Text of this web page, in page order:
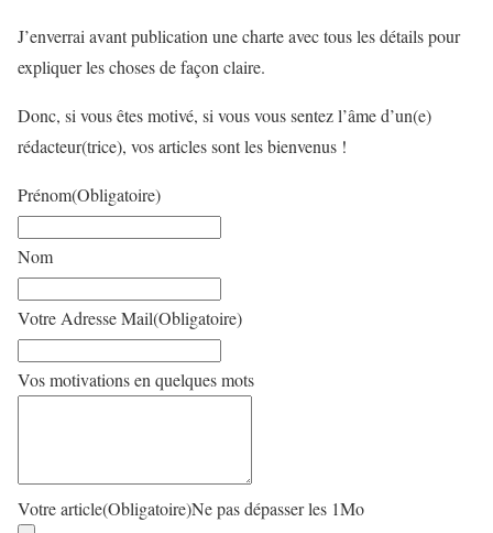
J’enverrai avant publication une charte avec tous les détails pour
expliquer les choses de façon claire.
Donc, si vous êtes motivé, si vous vous sentez l’âme d’un(e)
rédacteur(trice), vos articles sont les bienvenus !
Prénom(Obligatoire)
Nom
Votre Adresse Mail(Obligatoire)
Vos motivations en quelques mots
Votre article(Obligatoire)Ne pas dépasser les 1Mo